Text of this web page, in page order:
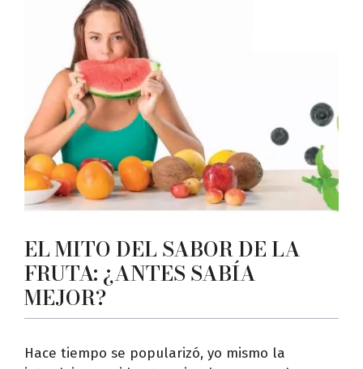
EL MITO DEL SABOR DE LA
FRUTA: ¿ANTES SABÍA
MEJOR?
Hace tiempo se popularizó, yo mismo la